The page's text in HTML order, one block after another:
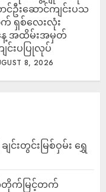
ဦးဆောင်ကျင်းပသ
က် ရှစ်လေးလုံး
ေ့ အထိမ်းအမှတ်
င်းပပြုလုပ်
8, 2026
င်းတွင်းမြစ်ဝှမ်း ရွှေ
တိုက်မြင့်တက်